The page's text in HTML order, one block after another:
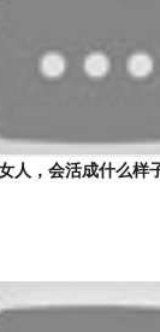
人，会活成什么样